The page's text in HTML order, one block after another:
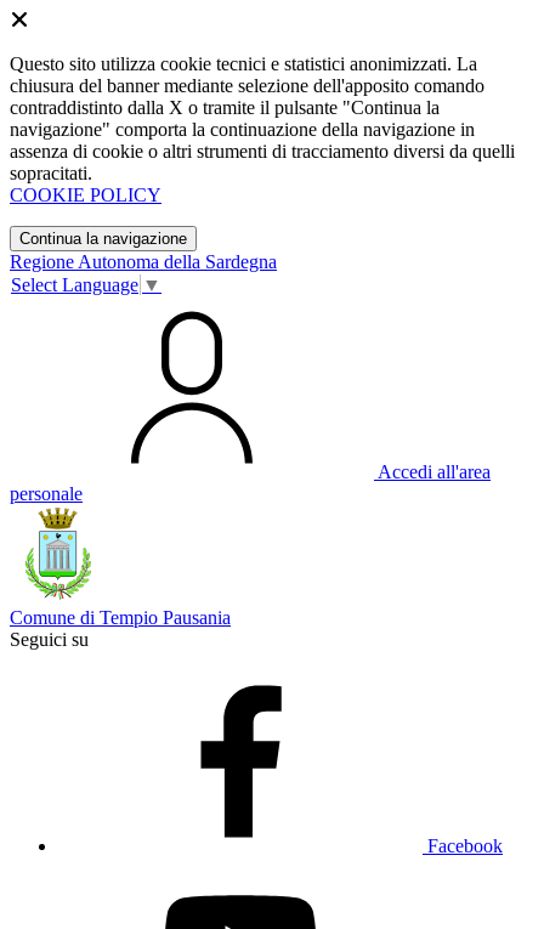
Questo sito utilizza cookie tecnici e statistici anonimizzati. La
chiusura del banner mediante selezione dell'apposito comando
contraddistinto dalla X o tramite il pulsante "Continua la
navigazione" comporta la continuazione della navigazione in
assenza di cookie o altri strumenti di tracciamento diversi da quelli
sopracitati.
COOKIE POLICY
Continua la navigazione
Regione Autonoma della Sardegna
Select Language ▼
Accedi all'area
personale
Comune di Tempio Pausania
Seguici su
Facebook